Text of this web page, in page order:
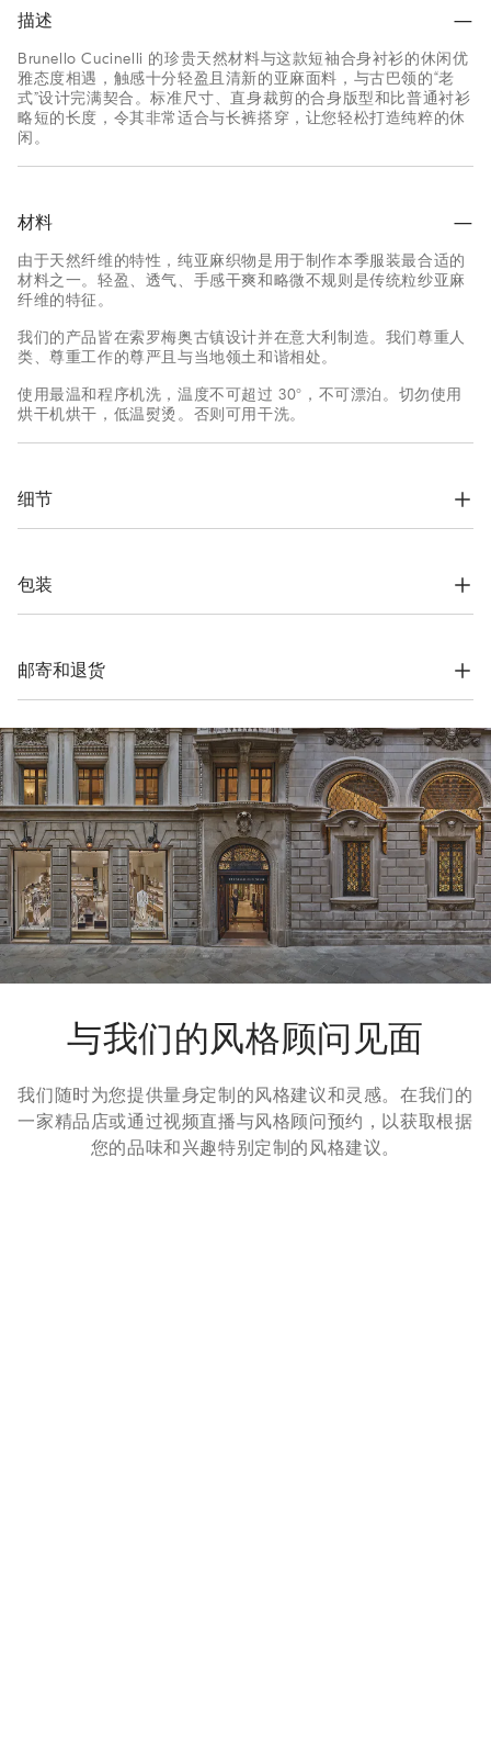
描述
Brunello Cucinelli 的珍贵天然材料与这款短袖合身衬衫的休闲优
雅态度相遇，触感十分轻盈且清新的亚麻面料，与古巴领的“老
式”设计完满契合。标准尺寸、直身裁剪的合身版型和比普通衬衫
略短的长度，令其非常适合与长裤搭穿，让您轻松打造纯粹的休
闲。
材料
由于天然纤维的特性，纯亚麻织物是用于制作本季服装最合适的
材料之一。轻盈、透气、手感干爽和略微不规则是传统粒纱亚麻
纤维的特征。
我们的产品皆在索罗梅奥古镇设计并在意大利制造。我们尊重人
类、尊重工作的尊严且与当地领土和谐相处。
使用最温和程序机洗，温度不可超过 30°，不可漂泊。切勿使用
烘干机烘干，低温熨烫。否则可用干洗。
细节
袖口折边包缝與罗纹编织收口
舒适版型
包装
料制作，整个包装设计基于自立结构，可以用于储存和再使用，
并可平整存放在非常小的空间。
邮寄和退货
我们所有服装的寄送都是免费的。全球快递从周一到周五执行，
一般在5个工作日内送达。有关交货时间的更多信息，请参考运
输页面。
退货方式
我们很乐意为您免费提供7天退货，30天换货服务。更多信息，
请参考退货页面。
与我们的风格顾问见面
我们随时为您提供量身定制的风格建议和灵感。在我们的
一家精品店或通过视频直播与风格顾问预约，以获取根据
您的品味和兴趣特别定制的风格建议。